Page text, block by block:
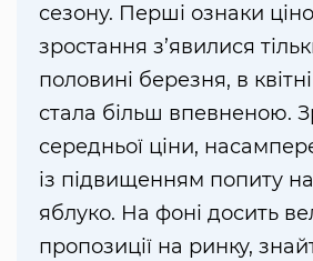
сезону. Перші ознаки
зростання з’явилися
половині березня, в
стала більш впевненою.
середньої ціни,
із підвищенням попиту на
яблуко. На фоні досить
пропозиції на ринку,